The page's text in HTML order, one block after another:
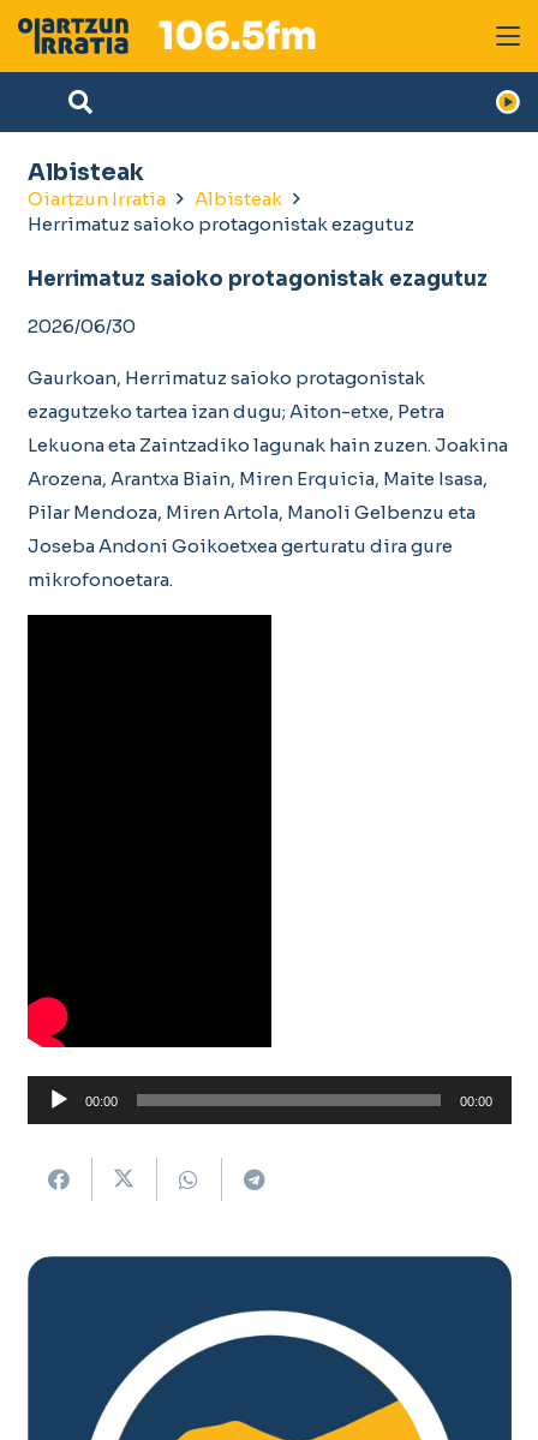
Albisteak
Oiartzun Irratia
Albisteak
Herrimatuz saioko protagonistak ezagutuz
Herrimatuz saioko protagonistak ezagutuz
2026/06/30
Gaurkoan, Herrimatuz saioko protagonistak
ezagutzeko tartea izan dugu; Aiton-etxe, Petra
Lekuona eta Zaintzadiko lagunak hain zuzen. Joakina
Arozena, Arantxa Biain, Miren Erquicia, Maite Isasa,
Pilar Mendoza, Miren Artola, Manoli Gelbenzu eta
Joseba Andoni Goikoetxea gerturatu dira gure
mikrofonoetara.
Soinu
erreproduzigailua
00:00 00:00